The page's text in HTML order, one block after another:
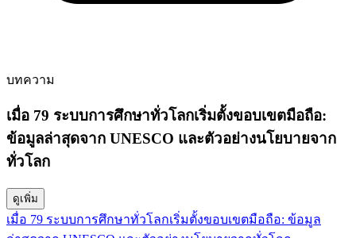
บทความ
เมื่อ 79 ระบบการศึกษาทั่วโลกเริ่มตั้งขอบเขตมือถือ:
ข้อมูลล่าสุดจาก UNESCO และตัวอย่างนโยบายจาก
ทั่วโลก
ดูเพิ่ม
เมื่อ 79 ระบบการศึกษาทั่วโลกเริ่มตั้งขอบเขตมือถือ: ข้อมูล